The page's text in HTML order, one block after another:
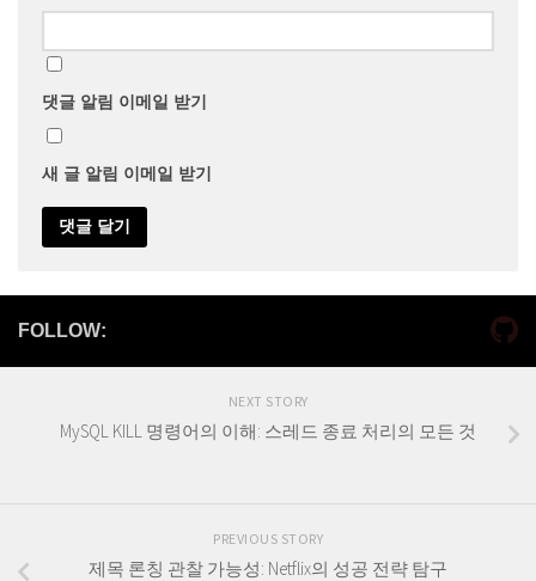
댓글 알림 이메일 받기
새 글 알림 이메일 받기
FOLLOW:
NEXT STORY
MySQL KILL 명령어의 이해: 스레드 종료 처리의 모든 것
PREVIOUS STORY
제목 론칭 관찰 가능성: Netflix의 성공 전략 탐구